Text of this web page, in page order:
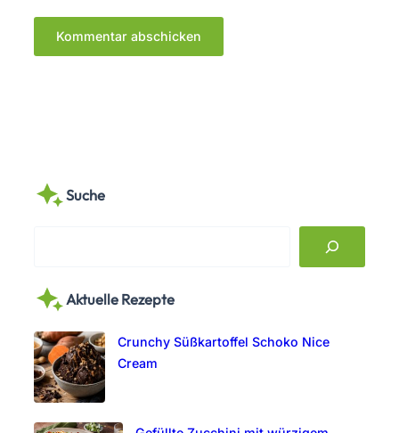
Suche
r
h
Aktuelle Rezepte
Crunchy Süßkartoffel Schoko Nice
Cream